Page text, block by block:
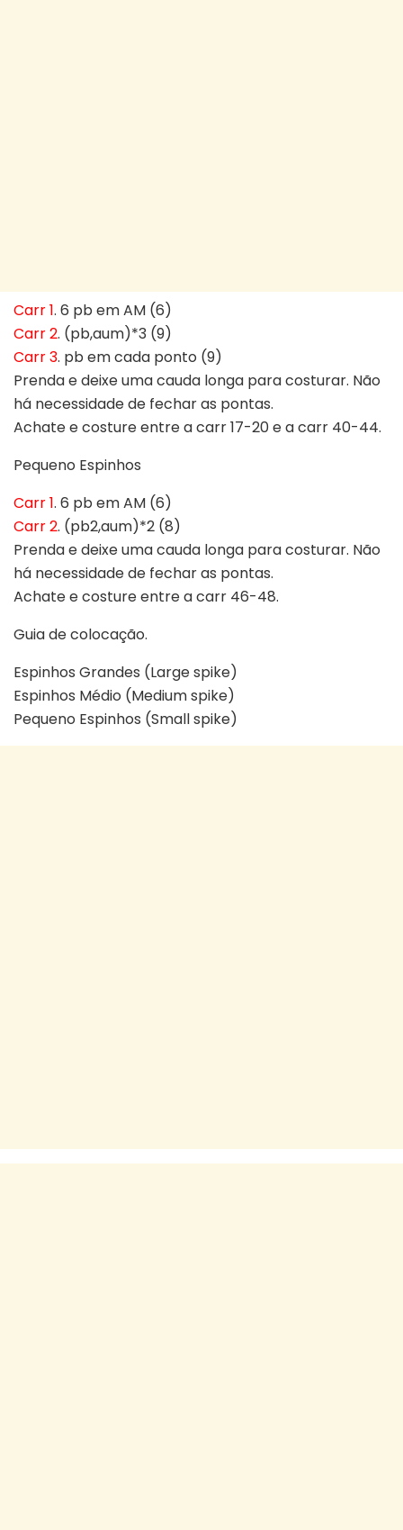
Carr 1. 6 pb em AM (6)
Carr 2. (pb,aum)*3 (9)
Carr 3. pb em cada ponto (9)
Prenda e deixe uma cauda longa para costurar. Não
há necessidade de fechar as pontas.
Achate e costure entre a carr 17-20 e a carr 40-44.
Pequeno Espinhos
Carr 1. 6 pb em AM (6)
Carr 2. (pb2,aum)*2 (8)
Prenda e deixe uma cauda longa para costurar. Não
há necessidade de fechar as pontas.
Achate e costure entre a carr 46-48.
Guia de colocação.
Espinhos Grandes (Large spike)
Espinhos Médio (Medium spike)
Pequeno Espinhos (Small spike)